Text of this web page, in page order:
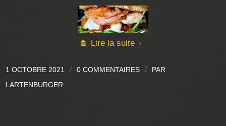
Lire la suite
1 OCTOBRE 2021 / 0 COMMENTAIRES /
PAR
LARTENBURGER